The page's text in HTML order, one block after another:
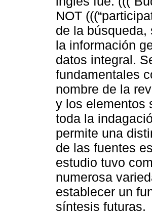
NOT
de la búsqueda,
la información
datos integral.
fundamentales
nombre de la
y los elementos
toda la
permite una
de las fuentes
estudio tuvo
numerosa
establecer un
síntesis futuras.